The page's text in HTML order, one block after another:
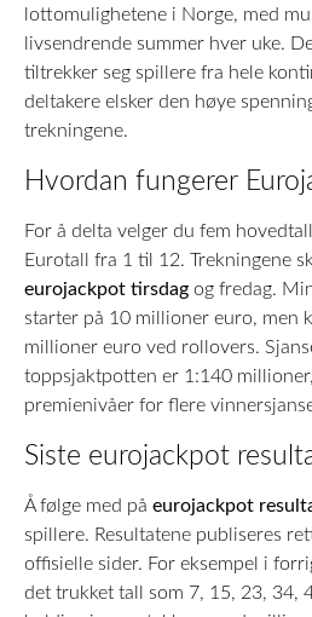
lottomulighetene i Norge, med
livsendrende summer hver uke.
tiltrekker seg spillere fra hele
deltakere elsker den høye
trekningene.
Hvordan fungerer
For å delta velger du fem
Eurotall fra 1 til 12. Trekningene
eurojackpot tirsdag og fredag.
starter på 10 millioner euro, men
millioner euro ved rollovers.
toppsjaktpotten er 1:140
premienivåer for flere
Siste eurojackpot
Å følge med på eurojackpot
spillere. Resultatene publiseres
offisielle sider. For eksempel i
det trukket tall som 7, 15, 23, 34,